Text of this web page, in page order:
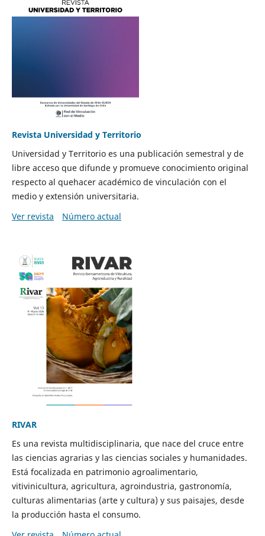
Revista Universidad y Territorio
Universidad y Territorio es una publicación semestral y de
libre acceso que difunde y promueve conocimiento original
respecto al quehacer académico de vinculación con el
medio y extensión universitaria.
Ver revista
Número actual
RIVAR
Es una revista multidisciplinaria, que nace del cruce entre
las ciencias agrarias y las ciencias sociales y humanidades.
Está focalizada en patrimonio agroalimentario,
vitivinicultura, agricultura, agroindustria, gastronomía,
culturas alimentarias (arte y cultura) y sus paisajes, desde
la producción hasta el consumo.